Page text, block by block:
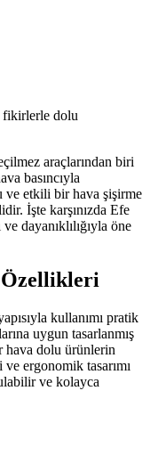
fikirlerle dolu
araçlarından biri
basıncıyla
ve etkili bir hava şişirme
İşte karşınızda Efe
dayanıklılığıyla öne
Özellikleri
kullanımı pratik
uygun tasarlanmış
hava dolu ürünlerin
ergonomik tasarımı
ve kolayca